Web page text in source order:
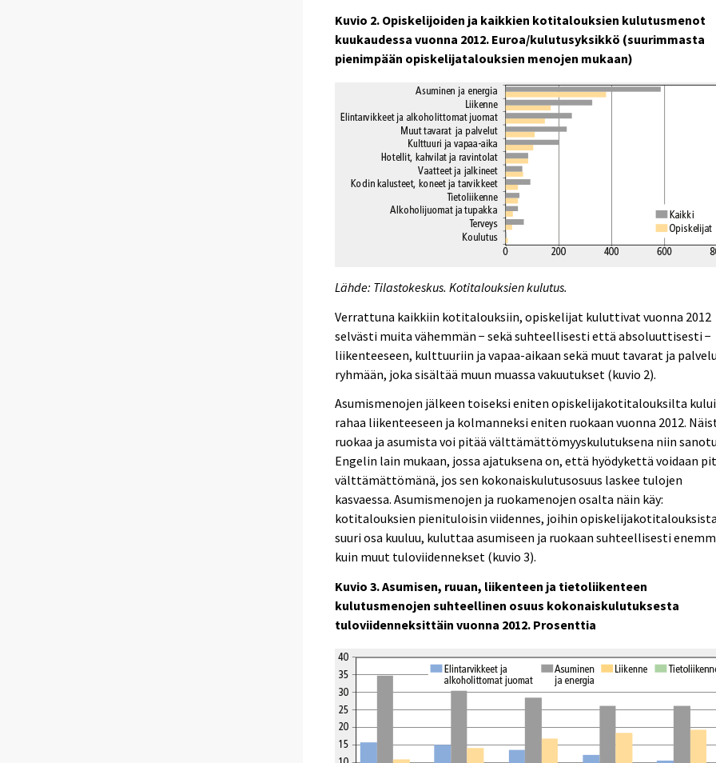
Kuvio 2. Opiskelijoiden ja kaikkien kotitalouksien kulutusmenot
kuukaudessa vuonna 2012. Euroa/kulutusyksikkö (suurimmasta
pienimpään opiskelijatalouksien menojen mukaan)
Lähde: Tilastokeskus. Kotitalouksien kulutus.
Verrattuna kaikkiin kotitalouksiin, opiskelijat kuluttivat vuonna 2012
selvästi muita vähemmän − sekä suhteellisesti että absoluuttisesti −
liikenteeseen, kulttuuriin ja vapaa-aikaan sekä muut tavarat ja
ryhmään, joka sisältää muun muassa vakuutukset (kuvio 2).
Asumismenojen jälkeen toiseksi eniten opiskelijakotitalouksilta kului
rahaa liikenteeseen ja kolmanneksi eniten ruokaan vuonna 2012.
ruokaa ja asumista voi pitää välttämättömyyskulutuksena niin
Engelin lain mukaan, jossa ajatuksena on, että hyödykettä voidaan
välttämättömänä, jos sen kokonaiskulutusosuus laskee tulojen
kasvaessa. Asumismenojen ja ruokamenojen osalta näin käy:
kotitalouksien pienituloisin viidennes, joihin opiskelijakotitalouksista
suuri osa kuuluu, kuluttaa asumiseen ja ruokaan suhteellisesti
kuin muut tuloviidennekset (kuvio 3).
Kuvio 3. Asumisen, ruuan, liikenteen ja tietoliikenteen
kulutusmenojen suhteellinen osuus kokonaiskulutuksesta
tuloviidenneksittäin vuonna 2012. Prosenttia